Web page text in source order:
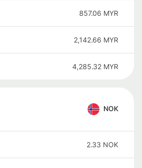
857.06 MYR
2,142.66 MYR
4,285.32 MYR
NOK
2.33 NOK